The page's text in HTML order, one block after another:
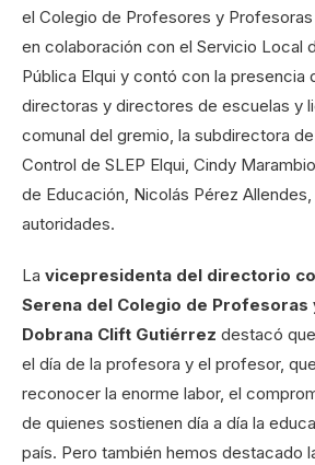
el Colegio de Profesores y Profesoras
en colaboración con el Servicio Local
Pública Elqui y contó con la presencia
directoras y directores de escuelas y
comunal del gremio, la subdirectora
Control de SLEP Elqui, Cindy
de Educación, Nicolás Pérez
autoridades.
La vicepresidenta del directorio
Serena del Colegio de
Dobrana Clift Gutiérrez destacó
el día de la profesora y el profesor,
reconocer la enorme labor, el
de quienes sostienen día a día la
país. Pero también hemos destacado